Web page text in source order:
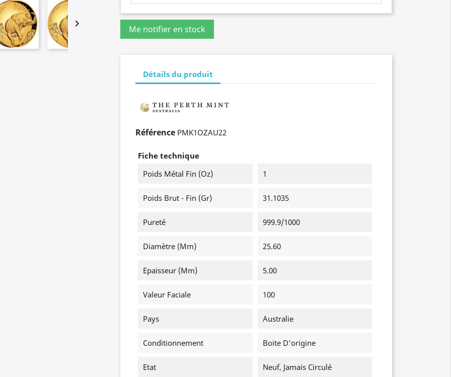

Détails du produit
Référence PMK1OZAU22
Fiche technique
Poids Métal Fin (oz)
1
Poids Brut - Fin (gr) 31.1035
Pureté 999.9/1000
Diamètre (mm) 25.60
Epaisseur (mm) 5.00
Valeur Faciale 100
Pays Australie
Conditionnement Boite D'origine
Etat Neuf, Jamais Circulé